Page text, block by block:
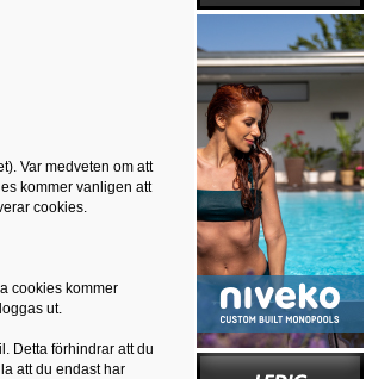
Var medveten om att
kommer vanligen att
cookies.
cookies kommer
ut.
Detta förhindrar att du
att du endast har